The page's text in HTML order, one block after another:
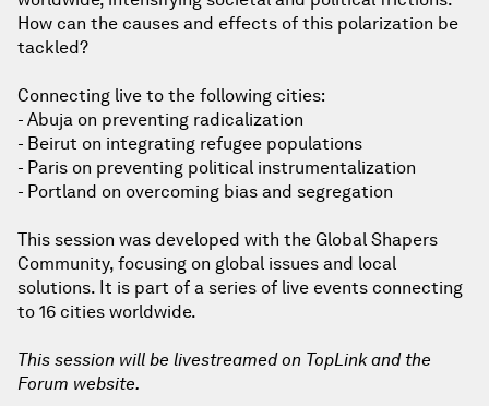
How can the causes and effects of this polarization be
tackled?
Connecting live to the following cities:
- Abuja on preventing radicalization
- Beirut on integrating refugee populations
- Paris on preventing political instrumentalization
- Portland on overcoming bias and segregation
This session was developed with the Global Shapers
Community, focusing on global issues and local
solutions. It is part of a series of live events connecting
to 16 cities worldwide.
This session will be livestreamed on TopLink and the
Forum website.